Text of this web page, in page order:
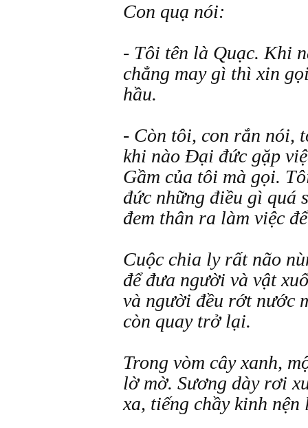
Con quạ nói:
- Tôi tên là Quạc. Khi
chẳng may gì thì xin
hầu.
- Còn tôi, con rắn nói,
khi nào Đại đức gặp
Gầm của tôi mà gọi.
đức những điều gì quá
đem thân ra làm việc
Cuộc chia ly rất não
để đưa người và vật
và người đều rớt nước
còn quay trở lại.
Trong vòm cây xanh,
lờ mờ. Sương dày rơi
xa, tiếng chầy kinh nện